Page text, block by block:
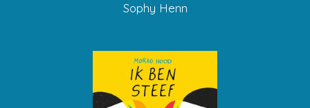
Sophy Henn